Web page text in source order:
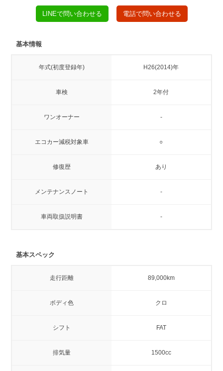
LINEで問い合わせる 電話で問い合わせる
基本情報
年式(初度登録年) H26(2014)年
車検 2年付
ワンオーナー -
エコカー減税対象車 ○
修復歴 あり
メンテナンスノート -
車両取扱説明書 -
基本スペック
走行距離 89,000km
ボディ色 クロ
シフト FAT
排気量 1500cc